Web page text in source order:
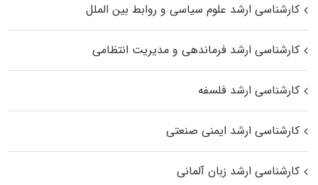
کارشناسی ارشد علوم سیاسی و روابط بین الملل
کارشناسی ارشد فرماندهی و مدیریت انتظامی
کارشناسی ارشد فلسفه
کارشناسی ارشد ایمنی صنعتی
کارشناسی ارشد زبان آلمانی